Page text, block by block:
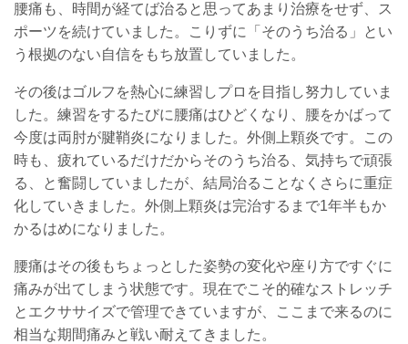
腰痛も、時間が経てば治ると思ってあまり治療をせず、ス
ポーツを続けていました。こりずに「そのうち治る」とい
う根拠のない自信をもち放置していました。
その後はゴルフを熱心に練習しプロを目指し努力していま
した。練習をするたびに腰痛はひどくなり、腰をかばって
今度は両肘が腱鞘炎になりました。外側上顆炎です。この
時も、疲れているだけだからそのうち治る、気持ちで頑張
る、と奮闘していましたが、結局治ることなくさらに重症
化していきました。外側上顆炎は完治するまで1年半もか
かるはめになりました。
腰痛はその後もちょっとした姿勢の変化や座り方ですぐに
痛みが出てしまう状態です。現在でこそ的確なストレッチ
とエクササイズで管理できていますが、ここまで来るのに
相当な期間痛みと戦い耐えてきました。